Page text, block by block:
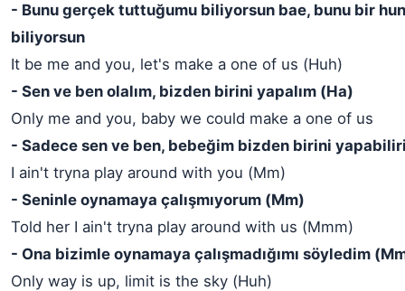
- Bunu gerçek tuttuğumu biliyorsun bae, bunu bir
biliyorsun
It be me and you, let's make a one of us (Huh)
- Sen ve ben olalım, bizden birini yapalım (Ha)
Only me and you, baby we could make a one of us
- Sadece sen ve ben, bebeğim bizden birini
I ain't tryna play around with you (Mm)
- Seninle oynamaya çalışmıyorum (Mm)
Told her I ain't tryna play around with us (Mmm)
- Ona bizimle oynamaya çalışmadığımı söyledim
Only way is up, limit is the sky (Huh)